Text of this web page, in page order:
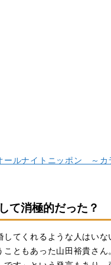
ールナイトニッポン ～カ
て消極的だった？
してくれるような人はいな
こともあった山田裕貴さん